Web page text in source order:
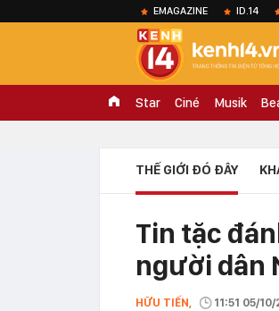
EMAGAZINE ID.14
Star Ciné Musik
THẾ GIỚI ĐÓ ĐÂY
Tin tặc
người dân
HỮU TIẾN, 11:51 05/